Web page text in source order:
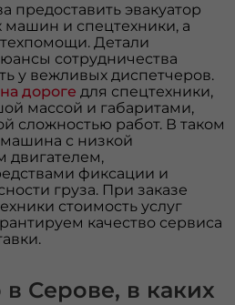
предоставить эвакуатор
машин и спецтехники, а
техпомощи. Детали
сотрудничества
у вежливых диспетчеров.
дороге для спецтехники,
массой и габаритами,
сложностью работ. В таком
машина с низкой
фиксации и
груза. При заказе
стоимость услуг
качество сервиса
в Серове, в каких